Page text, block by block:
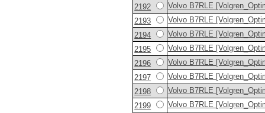
2192
Volvo B7RLE
2193
Volvo B7RLE
2194
Volvo B7RLE
2195
Volvo B7RLE
2196
Volvo B7RLE
2197
Volvo B7RLE
2198
Volvo B7RLE
2199
Volvo B7RLE